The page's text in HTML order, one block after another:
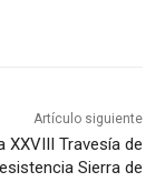
Artículo siguiente
XXVIII Travesía de
Sierra de